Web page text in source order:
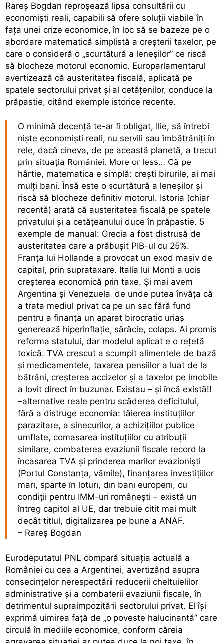
Rareș Bogdan reproșează lipsa consultării cu
economiști reali, capabili să ofere soluții viabile în
fața unei crize economice, în loc să se bazeze pe o
abordare matematică simplistă a creșterii taxelor, pe
care o consideră o „scurtătură a leneșilor” ce riscă
să blocheze motorul economic. Europarlamentarul
avertizează că austeritatea fiscală, aplicată pe
spatele sectorului privat și al cetățenilor, conduce la
prăpastie, citând exemple istorice recente.
O minimă decență te-ar fi obligat, Ilie, să întrebi
niște economiști reali, nu servili sau îmbătrâniți în
rele, dacă cineva, de pe această planetă, a trecut
prin situația României. More or less… Că pe
hârtie, matematica e simplă: crești birurile, ai mai
mulți bani. Însă este o scurtătură a leneșilor și
riscă să blocheze definitiv motorul. Istoria (chiar
recentă) arată că austeritatea fiscală pe spatele
privatului și a cetățeanului duce în prăpastie. 5
exemple de manual: Grecia a fost distrusă de
austeritatea care a prăbușit PIB-ul cu 25%.
Franța lui Hollande a provocat un exod masiv de
capital, prin suprataxare. Italia lui Monti a ucis
creșterea economică prin taxe. Și mai avem
Argentina și Venezuela, de unde putea învăța că
a trata mediul privat ca pe un sac fără fund
pentru a finanța un aparat birocratic uriaș
generează hiperinflație, sărăcie, colaps. Ai promis
reforma statului, dar modelul aplicat e o rețetă
toxică. TVA crescut a scumpit alimentele de bază
și medicamentele, taxarea pensiilor a luat de la
bătrâni, creșterea accizelor și a taxelor pe imobile
a lovit direct în buzunar. Existau – și încă există!!
–alternative reale pentru scăderea deficitului,
fără a distruge economia: tăierea instituțiilor
parazitare, a sinecurilor, a achizițiilor publice
umflate, comasarea instituțiilor cu atribuții
similare, combaterea evaziunii fiscale record la
încasarea TVA și prinderea marilor evazioniști
(Portul Constanța, vămile), finanțarea investițiilor
mari, sparte în loturi, din bani europeni, cu
condiții pentru IMM-uri românești – există un
întreg capitol al UE, dar trebuie citit mai mult
decât titlul, digitalizarea pe bune a ANAF.
– Rareș Bogdan
Eurodeputatul PNL compară situația actuală a
României cu cea a Argentinei, avertizând asupra
consecințelor nerespectării reducerii cheltuielilor
administrative și a combaterii evaziunii fiscale, în
detrimentul supraimpozitării sectorului privat. El își
exprimă uimirea față de „o poveste halucinantă” care
circulă în mediile economice, conform căreia